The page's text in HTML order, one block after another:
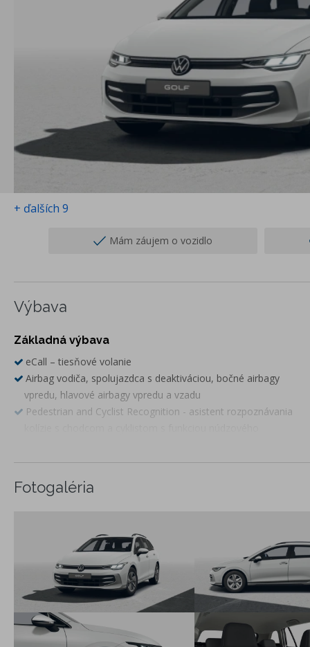
+ ďalších 9
Mám záujem o vozidlo
Výbava
Základná výbava
eCall – tiesňové volanie
Airbag vodiča, spolujazdca s deaktiváciou, bočné airbagy
vpredu, hlavové airbagy vpredu a vzadu
Pedestrian and Cyclist Recognition - asistent rozpoznávania
Front Assist a City Brake - systém na sledovanie diania pred
vozidlom a systém núdzového brzdenia
Lane Assist - asistent zachovania jazdneho pruhu
Airbag medzi vodiča spolujazdcom
Predné hlavové opierky bezpečnostne optimalizované, 3
hlavové opierky sedadiel vzadu
3-bodové bezpečnostné pásy na všetkých sedadlách,
vpredu výškovo nastaviteľné
ISOFIX systém na uchytenie detských sedačiek na sedadle
spolujazdca a na zadných krajných sedadlách
Fotogaléria